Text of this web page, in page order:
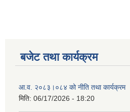
बजेट तथा कार्यक्रम
आ.व. २०८३।०८४ को नीति तथा कार्यक्रम
मिति: 06/17/2026 - 18:20